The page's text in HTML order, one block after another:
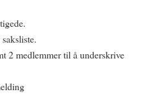
2 medlemmer til å underskrive